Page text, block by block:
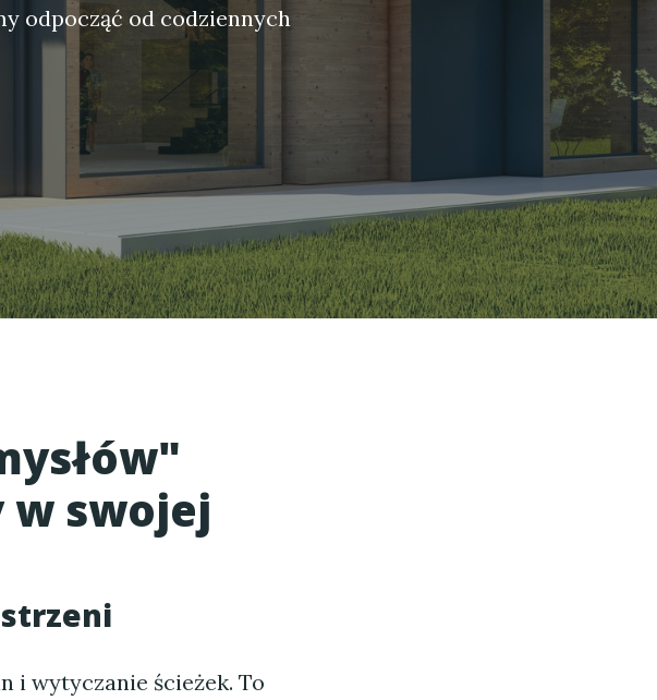
odpocząć od codziennych
swojej
i wytyczanie ścieżek. To